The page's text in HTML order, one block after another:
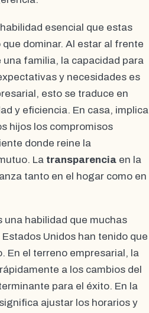
esencial que estas
dominar. Al estar al frente
familia, la capacidad para
y necesidades es
esto se traduce en
y eficiencia. En casa, implica
hijos los compromisos
donde reine la
La transparencia en la
tanto en el hogar como en
una habilidad que muchas
Unidos han tenido que
En el terreno empresarial, la
a los cambios del
para el éxito. En la
ajustar los horarios y